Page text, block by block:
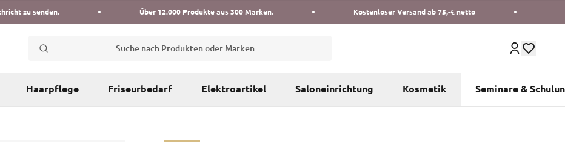
zu senden. Über 12.000 Produkte aus 300 Marken. Kostenloser Versand ab 75,-€ netto
Suche nach Produkten oder Marken
Haarpflege Friseurbedarf Elektroartikel Saloneinrichtung Kosmetik Seminare &